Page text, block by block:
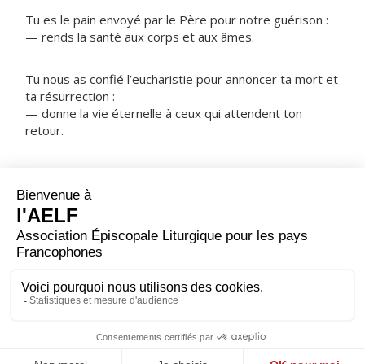
Tu es le pain envoyé par le Père pour notre guérison :
— rends la santé aux corps et aux âmes.
Tu nous as confié l’eucharistie pour annoncer ta mort et
ta résurrection :
— donne la vie éternelle à ceux qui attendent ton
retour.
ORAISON
Seigneur Jésus Christ, dans cet admirable sacrement, tu
nous as laissé le mémorial de ta passion ; donne-nous
de vénérer d’un si grand amour le mystère de ton
corps et de ton sang, que nous puissions recueillir sans
NOTRE PÈRE